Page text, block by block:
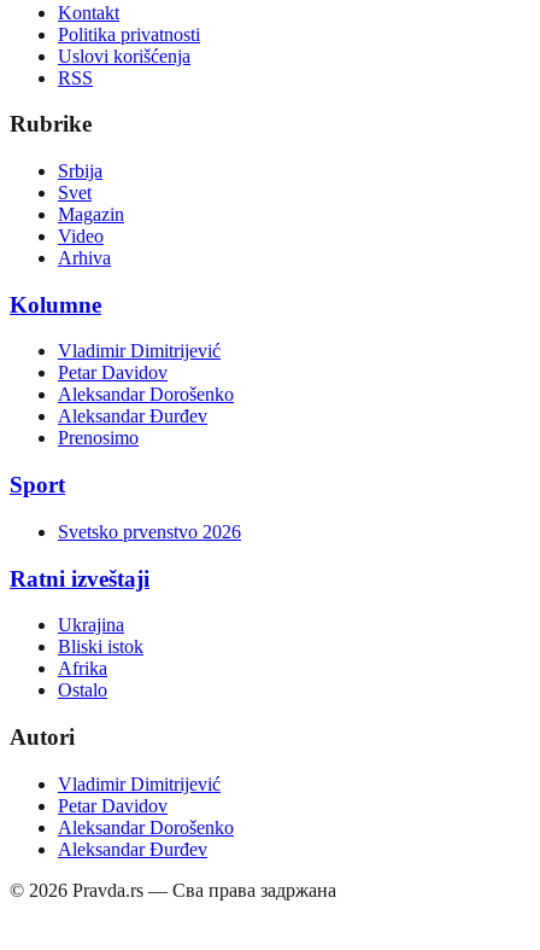
Kontakt
Politika privatnosti
Uslovi korišćenja
RSS
Rubrike
Srbija
Svet
Magazin
Video
Arhiva
Kolumne
Vladimir Dimitrijević
Petar Davidov
Aleksandar Dorošenko
Aleksandar Đurđev
Prenosimo
Sport
Svetsko prvenstvo 2026
Ratni izveštaji
Ukrajina
Bliski istok
Afrika
Ostalo
Autori
Vladimir Dimitrijević
Petar Davidov
Aleksandar Dorošenko
Aleksandar Đurđev
© 2026 Pravda.rs — Сва права задржана